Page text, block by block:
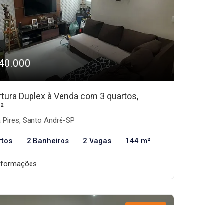
Duplex à Venda com 3 quartos,
Pires, Santo André-SP
2 Banheiros 2 Vagas 144 m²